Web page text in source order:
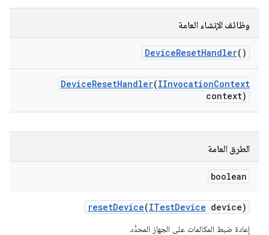
وظائف الإنشاء العامة
DeviceResetHandler()
DeviceResetHandler(IInvocationContext
context)
الطرق العامة
boolean
resetDevice(ITestDevice device)
إعادة ضبط المكالمات على الجهاز المحدَّد